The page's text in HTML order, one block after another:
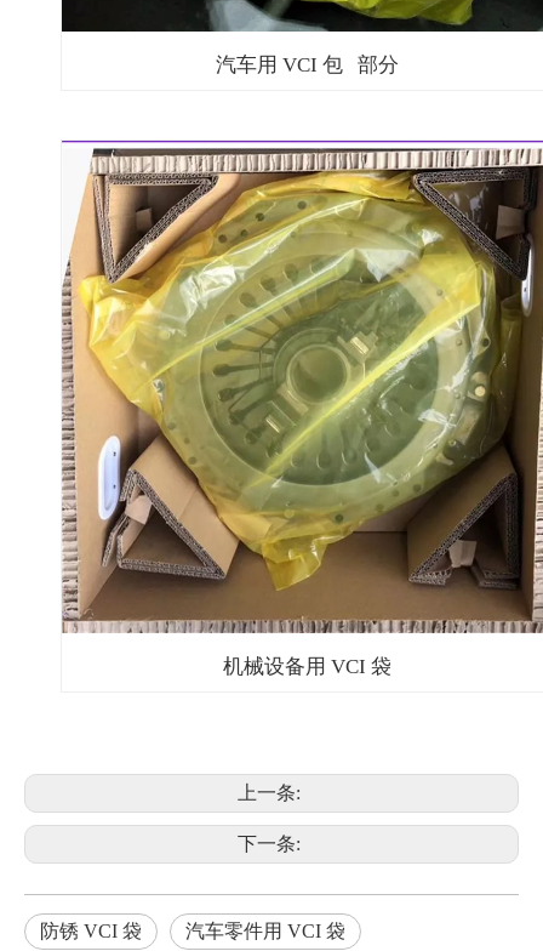
汽车用 VCI 包 部分
机械设备用 VCI 袋
上一条:
下一条:
防锈 VCI 袋 汽车零件用 VCI 袋